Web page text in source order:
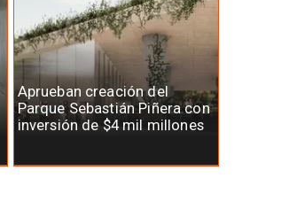
Aprueban creación del
Parque Sebastián Piñera con
inversión de $4 mil millones